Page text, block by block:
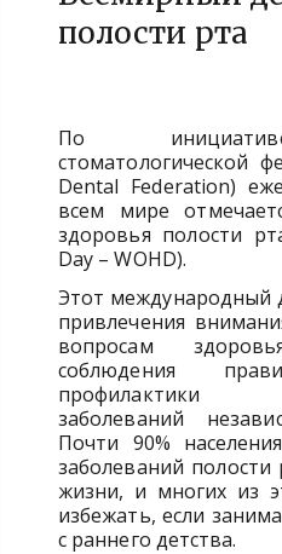
полости рта
По
стоматологической
Dental Federation)
всем мире
здоровья полости
Day – WOHD).
Этот международный
привлечения
вопросам
соблюдения
профилактики
заболеваний
Почти 90%
заболеваний
жизни, и многих из
избежать, если
с раннего детства.